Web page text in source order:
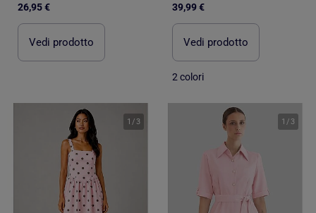
26,95 €
Vedi prodotto
39,99 €
Vedi prodotto
2 colori
1 /3 1 / 3